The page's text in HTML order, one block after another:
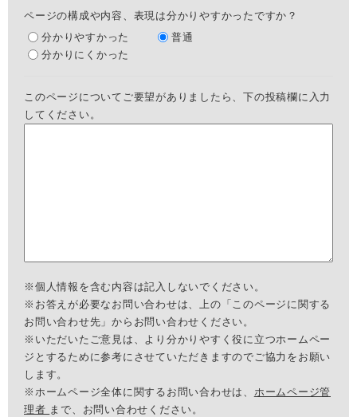
ページの構成や内容、表現は分かりやすかったですか？
分かりやすかった
普通
分かりにくかった
このページについてご要望がありましたら、下の投稿欄に入力
してください。
※個人情報を含む内容は記入しないでください。
※お答えが必要なお問い合わせは、上の「このページに関する
お問い合わせ先」からお問い合わせください。
※いただいたご意見は、より分かりやすく役に立つホームペー
ジとするために参考にさせていただきますのでご協力をお願い
します。
※ホームページ全体に関するお問い合わせは、 ホームページ管
理者 まで、お問い合わせください。